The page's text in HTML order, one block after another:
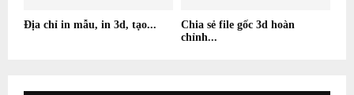
Địa chỉ in mẫu, in 3d, tạo...
Chia sẻ file gốc 3d hoàn
chỉnh...